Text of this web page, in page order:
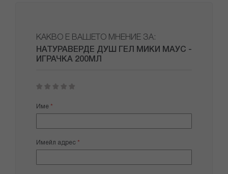
КАКВО Е ВАШЕТО МНЕНИЕ ЗА:
НАТУРАВЕРДЕ ДУШ ГЕЛ МИКИ МАУС -
ИГРАЧКА 200МЛ
star
stars
stars
stars
stars
Име
Имейл адрес